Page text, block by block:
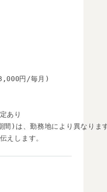
円/毎月)
あり
間)は、勤務地により異なりま
えします。